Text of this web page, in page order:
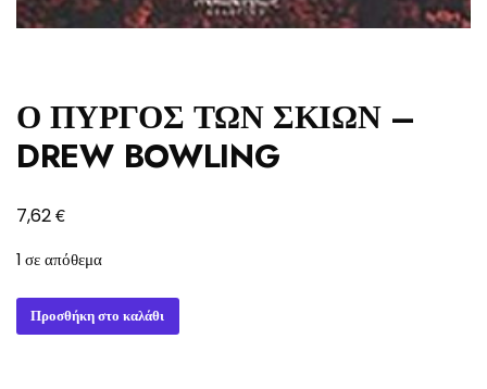
Ο ΠΥΡΓΟΣ ΤΩΝ ΣΚΙΩΝ –
DREW BOWLING
7,62€
1 σε απόθεμα
ΠΥΡΓΟΣ
Προσθήκη στο καλάθι